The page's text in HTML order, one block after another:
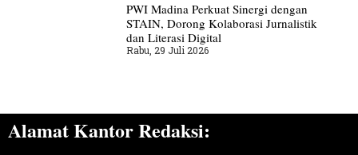
PWI Madina Perkuat Sinergi dengan
STAIN, Dorong Kolaborasi Jurnalistik
dan Literasi Digital
Rabu, 29 Juli 2026
Alamat Kantor Redaksi: